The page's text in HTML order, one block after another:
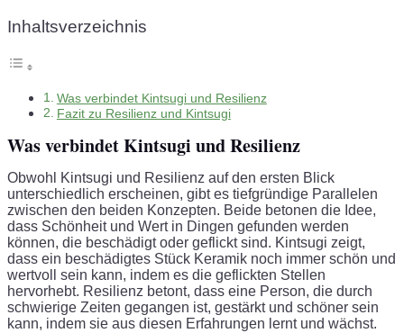
Inhaltsverzeichnis
Was verbindet Kintsugi und Resilienz
Fazit zu Resilienz und Kintsugi
Was verbindet Kintsugi und Resilienz
Obwohl Kintsugi und Resilienz auf den ersten Blick
unterschiedlich erscheinen, gibt es tiefgründige Parallelen
zwischen den beiden Konzepten. Beide betonen die Idee,
dass Schönheit und Wert in Dingen gefunden werden
können, die beschädigt oder geflickt sind. Kintsugi zeigt,
dass ein beschädigtes Stück Keramik noch immer schön und
wertvoll sein kann, indem es die geflickten Stellen
hervorhebt. Resilienz betont, dass eine Person, die durch
schwierige Zeiten gegangen ist, gestärkt und schöner sein
kann, indem sie aus diesen Erfahrungen lernt und wächst.